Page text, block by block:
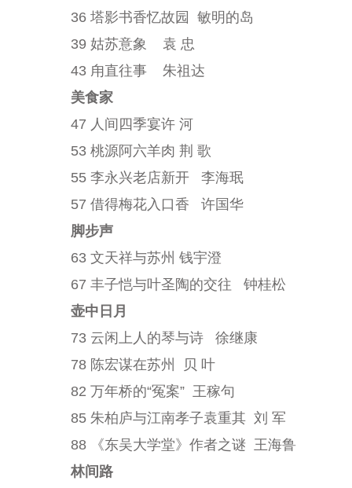
36 塔影书香忆故园 敏明的岛
39 姑苏意象 袁 忠
43 甪直往事 朱祖达
美食家
47 人间四季宴许 河
53 桃源阿六羊肉 荆 歌
55 李永兴老店新开 李海珉
57 借得梅花入口香 许国华
脚步声
63 文天祥与苏州 钱宇澄
67 丰子恺与叶圣陶的交往 钟桂松
壶中日月
73 云闲上人的琴与诗 徐继康
78 陈宏谋在苏州 贝 叶
82 万年桥的“冤案” 王稼句
85 朱柏庐与江南孝子袁重其 刘 军
88 《东吴大学堂》作者之谜 王海鲁
林间路